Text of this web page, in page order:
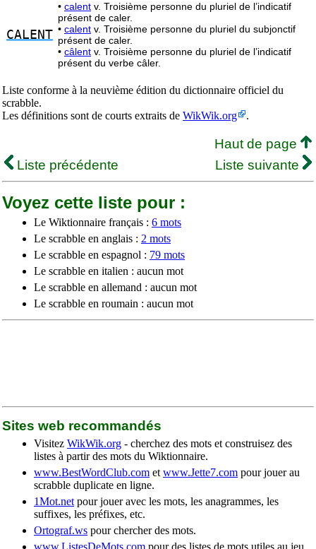
CALENT
• calent v. Troisième personne du pluriel de l’indicatif
présent de caler.
• calent v. Troisième personne du pluriel du subjonctif
présent de caler.
• câlent v. Troisième personne du pluriel de l’indicatif
présent du verbe câler.
Liste conforme à la neuvième édition du dictionnaire officiel du
scrabble.
Les définitions sont de courts extraits de WikWik.org .
Haut de page
Liste précédente
Liste suivante
Voyez cette liste pour :
Le Wiktionnaire français : 6 mots
Le scrabble en anglais : 2 mots
Le scrabble en espagnol : 79 mots
Le scrabble en italien : aucun mot
Le scrabble en allemand : aucun mot
Le scrabble en roumain : aucun mot
Sites web recommandés
Visitez WikWik.org - cherchez des mots et construisez des
listes à partir des mots du Wiktionnaire.
www.BestWordClub.com et www.Jette7.com pour jouer au
scrabble duplicate en ligne.
1Mot.net pour jouer avec les mots, les anagrammes, les
suffixes, les préfixes, etc.
Ortograf.ws pour chercher des mots.
www.ListesDeMots.com pour des listes de mots utiles au jeu